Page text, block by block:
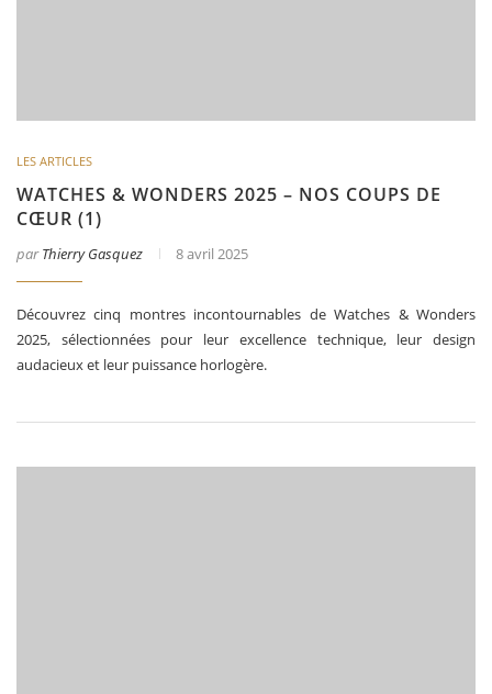
LES ARTICLES
WATCHES & WONDERS 2025 – NOS COUPS DE
CŒUR (1)
parThierry Gasquez 8 avril 2025
Découvrez cinq montres incontournables de Watches & Wonders
2025, sélectionnées pour leur excellence technique, leur design
audacieux et leur puissance horlogère.